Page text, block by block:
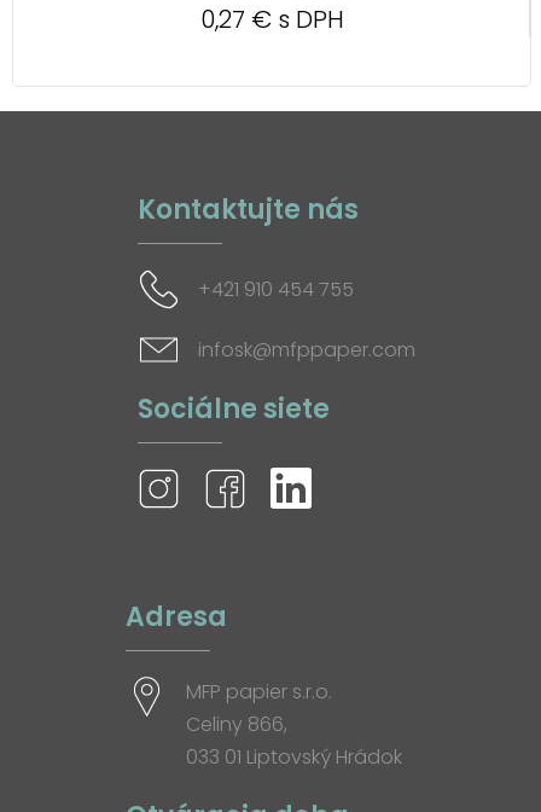
0,27 € s DPH
Kontaktujte nás
+421 910 454 755
infosk@mfppaper.com
Sociálne siete
Adresa
MFP papier s.r.o.
Celiny 866,
033 01 Liptovský Hrádok